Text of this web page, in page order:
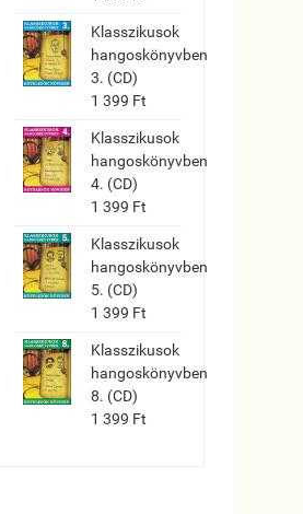
Klasszikusok
hangoskönyvben
3. (CD)
1 399 Ft
Klasszikusok
hangoskönyvben
4. (CD)
1 399 Ft
Klasszikusok
hangoskönyvben
5. (CD)
1 399 Ft
Klasszikusok
hangoskönyvben
8. (CD)
1 399 Ft